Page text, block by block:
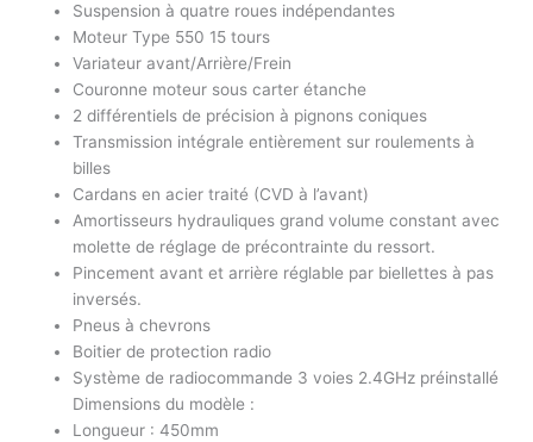
Suspension à quatre roues indépendantes
Moteur Type 550 15 tours
Variateur avant/Arrière/Frein
Couronne moteur sous carter étanche
2 différentiels de précision à pignons coniques
Transmission intégrale entièrement sur roulements à
billes
Cardans en acier traité (CVD à l’avant)
Amortisseurs hydrauliques grand volume constant avec
molette de réglage de précontrainte du ressort.
Pincement avant et arrière réglable par biellettes à pas
inversés.
Pneus à chevrons
Boitier de protection radio
Système de radiocommande 3 voies 2.4GHz préinstallé
Dimensions du modèle :
Longueur : 450mm